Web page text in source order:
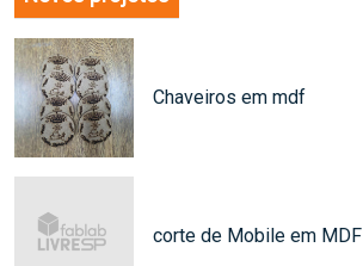
Chaveiros em mdf
corte de Mobile em MDF